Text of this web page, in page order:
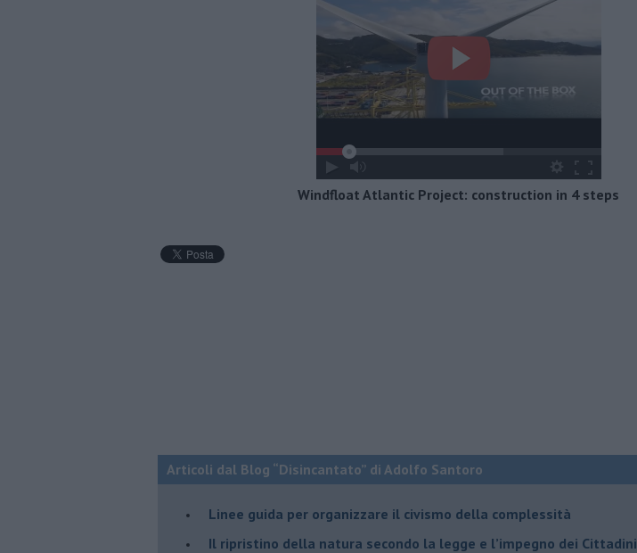
Windfloat Atlantic Project: construction in 4 steps
Articoli dal Blog “Disincantato” di Adolfo Santoro
​Linee guida per organizzare il civismo della complessità
​Il ripristino della natura secondo la legge e l’impegno dei Cittadini